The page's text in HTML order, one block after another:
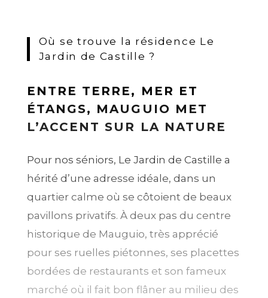
Où se trouve la résidence Le
Jardin de Castille ?
ENTRE TERRE, MER ET
ÉTANGS, MAUGUIO MET
L’ACCENT SUR LA NATURE
Pour nos séniors, Le Jardin de Castille a
hérité d’une adresse idéale, dans un
quartier calme où se côtoient de beaux
pavillons privatifs. À deux pas du centre
historique de Mauguio, très apprécié
pour ses ruelles piétonnes, ses placettes
bordées de restaurants et son fameux
marché où il fait bon flâner au milieu des